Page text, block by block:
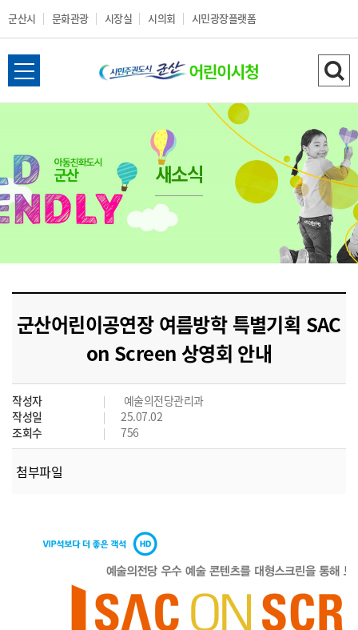
군산시 문화관광 시장실 시의회 시민광장플랫폼
군
산
어
이
시
청
전
체
열
기
검
색
기
새소식
군산어린이공연장 여름방학 특별기획 SAC
on Screen 상영회 안내
작성자
예술의전당관리과
작성일
25.07.02
조회수
756
첨부파일